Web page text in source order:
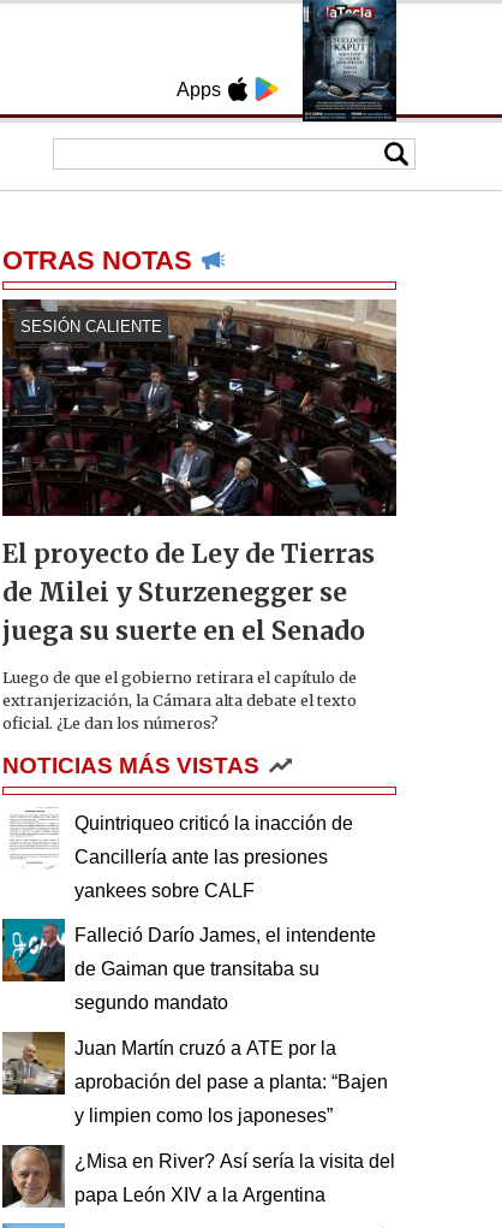
Apps
OTRAS NOTAS
SESIÓN CALIENTE
El proyecto de Ley de Tierras
de Milei y Sturzenegger se
juega su suerte en el Senado
Luego de que el gobierno retirara el capítulo de
extranjerización, la Cámara alta debate el texto
oficial. ¿Le dan los números?
NOTICIAS MÁS VISTAS
Quintriqueo criticó la inacción de
Cancillería ante las presiones
yankees sobre CALF
Falleció Darío James, el intendente
de Gaiman que transitaba su
segundo mandato
Juan Martín cruzó a ATE por la
aprobación del pase a planta: “Bajen
y limpien como los japoneses”
¿Misa en River? Así sería la visita del
papa León XIV a la Argentina